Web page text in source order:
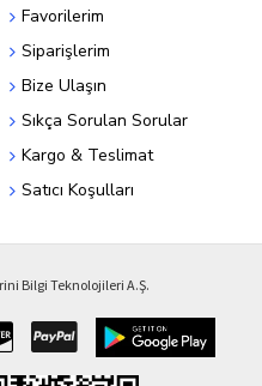
Favorilerim
Siparişlerim
Bize Ulaşın
Sıkça Sorulan Sorular
Kargo & Teslimat
Satıcı Koşulları
Bilgi Teknolojileri A.Ş.